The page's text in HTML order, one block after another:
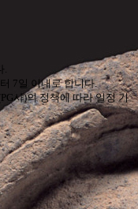
7일 이내로 합니다.
사)의 정책에 따라 일정 기